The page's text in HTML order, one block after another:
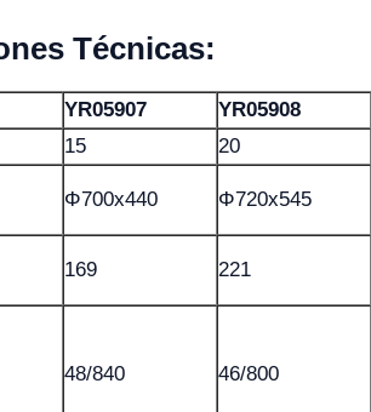
Técnicas:
YR05907 YR05908
15 20
Φ700x440 Φ720x545
169 221
48/840 46/800